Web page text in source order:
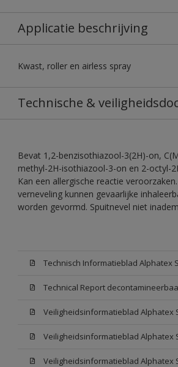
Applicatie beschrijving
Kwast, roller en airless spray
Technische &
Bevat 1,2-benzisothiazool-3(2H)-on,
methyl-2H-isothiazool-3-on en 2-octyl-
Kan een allergische reactie
verneveling kunnen gevaarlijke
worden gevormd. Spuitnevel niet